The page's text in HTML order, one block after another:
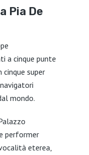
Pia De
a cinque punte
super
mondo.
performer
eterea,